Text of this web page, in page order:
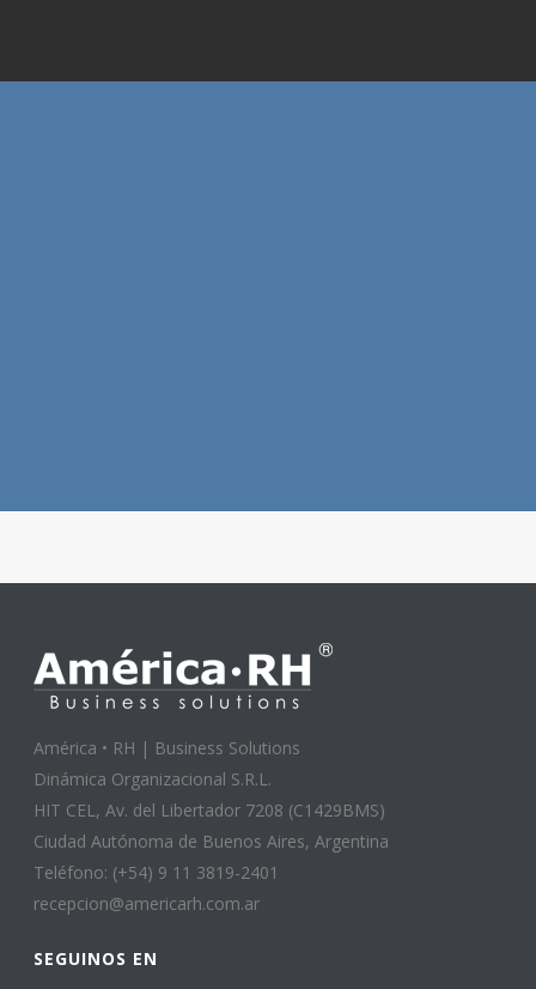
América • RH | Business Solutions
Dinámica Organizacional S.R.L.
HIT CEL, Av. del Libertador 7208 (C1429BMS)
Ciudad Autónoma de Buenos Aires, Argentina
Teléfono: (+54) 9 11 3819-2401
recepcion@americarh.com.ar
SEGUINOS EN